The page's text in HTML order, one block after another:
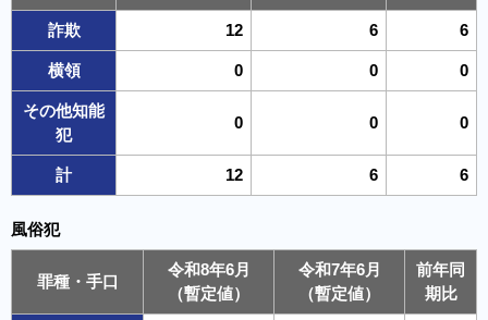
詐欺 12 6 6
横領 0 0 0
その他知能
犯
0 0 0
計 12 6 6
風俗犯
罪種・手口
令和8年6月
（暫定値）
令和7年6月
（暫定値）
前年同
期比